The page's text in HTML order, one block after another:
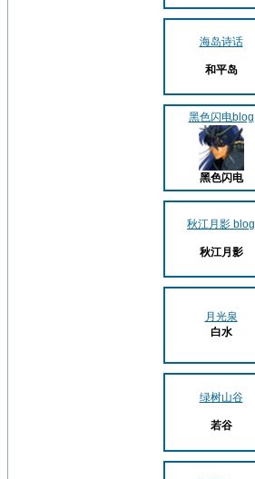
海岛诗话
和平岛
黑色闪电blog
黑色闪电
秋江月影 blog
秋江月影
月光泉
白水
绿树山谷
若谷